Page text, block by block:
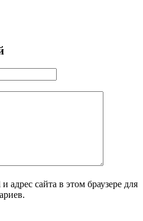
адрес сайта в этом браузере для